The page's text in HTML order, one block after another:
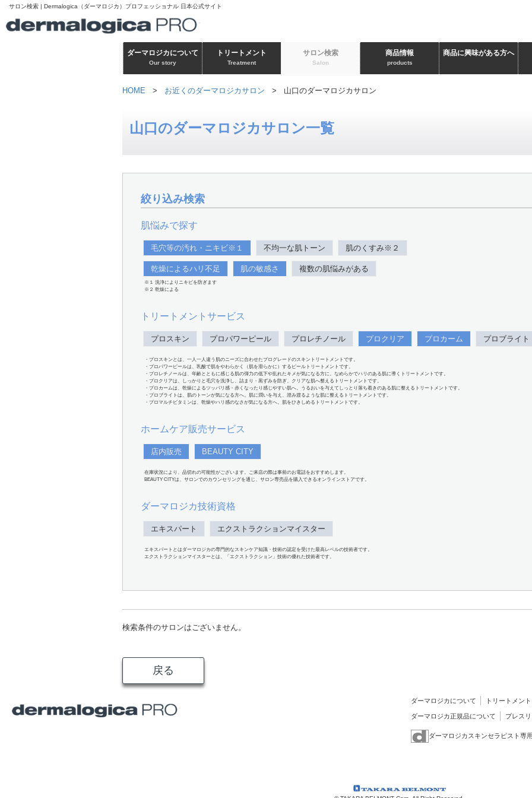
サロン検索 | Dermalogica（ダーマロジカ）プロフェッショナル 日本公式サイト
ダーマロジカについて
Our story
トリートメント
Treatment
サロン検索
Salon
商品情報
products
商品に興味がある方へ
HOME > お近くのダーマロジカサロン > 山口のダーマロジカサロン
山口のダーマロジカサロン一覧
絞り込み検索
肌悩みで探す
毛穴等の汚れ・ニキビ※１ 不均一な肌トーン 肌のくすみ※２
乾燥によるハリ不足 肌の敏感さ 複数の肌悩みがある
※１ 洗浄によりニキビを防ぎます
※２ 乾燥による
トリートメントサービス
プロスキン プロパワーピール プロレチノール プロクリア プロカーム プロブライト
・プロスキンとは、一人一人違う肌のニーズに合わせたプログレードのスキントリートメントです。
・プロパワーピールは、乳酸で肌をやわらかく（肌を滑らかに）するピールトリートメントです。
・プロレチノールは、年齢とともに感じる肌の弾力の低下や乱れたキメが気になる方に。なめらかでハリのある肌に導くトリートメントです。
・プロクリアは、しっかりと毛穴を洗浄し、詰まり・黒ずみを防ぎ、クリアな肌へ整えるトリートメントです。
・プロカームは、乾燥によるツッパリ感・赤くなったり感じやすい肌へ。うるおいを与えてしっとり落ち着きのある肌に整えるトリートメントです。
・プロブライトは、肌のトーンが気になる方へ。肌に潤いを与え、澄み渡るような肌に整えるトリートメントです。
・プロマルチビタミンは、乾燥やハリ感のなさが気になる方へ。肌をひきしめるトリートメントです。
ホームケア販売サービス
店内販売 BEAUTY CITY
在庫状況により、品切れの可能性がございます。ご来店の際は事前のお電話をおすすめします。
BEAUTY CITYは、サロンでのカウンセリングを通じ、サロン専売品を購入できるオンラインストアです。
ダーマロジカ技術資格
エキスパート エクストラクションマイスター
エキスパートとはダーマロジカの専門的なスキンケア知識・技術の認定を受けた最高レベルの技術者です。
エクストラクションマイスターとは、「エクストラクション」技術の優れた技術者です。
検索条件のサロンはございません。
戻る
ダーマロジカについて トリートメント
ダーマロジカ正規品について プレス
ダーマロジカスキンセラピスト専